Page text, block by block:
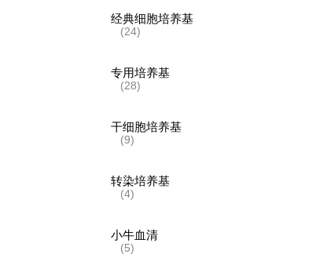
经典细胞培养基
(24)
专用培养基
(28)
干细胞培养基
(9)
转染培养基
(4)
小牛血清
(5)